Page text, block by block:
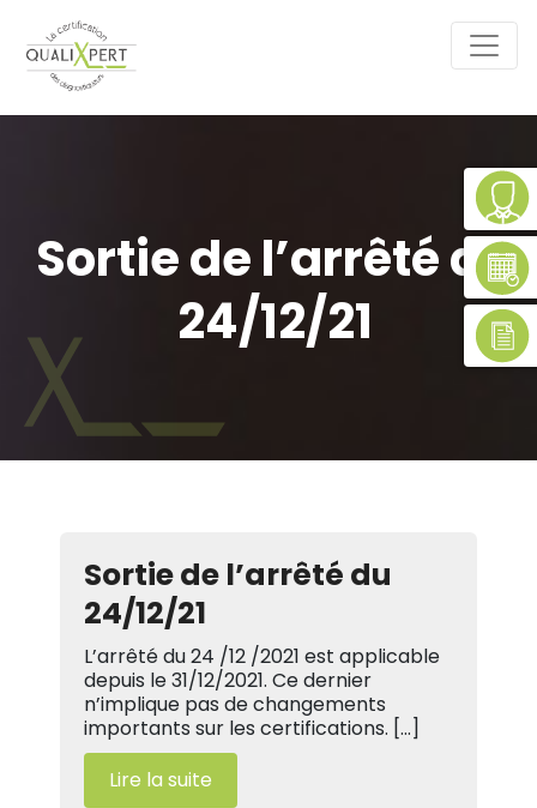
Sortie de l’arrêté du
24/12/21
Sortie de l’arrêté du
24/12/21
L’arrêté du 24 /12 /2021 est applicable
depuis le 31/12/2021. Ce dernier
n’implique pas de changements
importants sur les certifications. […]
Lire la suite